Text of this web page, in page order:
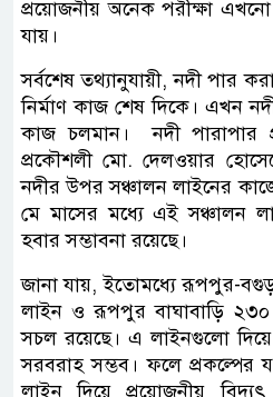
প্রয়োজনীয় অনেক পরীক্ষা
যায়।
সর্বশেষ তথ্যানুযায়ী, নদী পার
নির্মাণ কাজ শেষ দিকে। এখন
কাজ চলমান। নদী পারাপার
প্রকৌশলী মো. দেলওয়ার
নদীর উপর সঞ্চালন লাইনের
মে মাসের মধ্যে এই সঞ্চালন
হবার সম্ভাবনা রয়েছে।
জানা যায়, ইতোমধ্যে রূপপুর-
লাইন ও রূপপুর বাঘাবাড়ি ২৩০
সচল রয়েছে। এ লাইনগুলো
সরবরাহ সম্ভব। ফলে প্রকল্পের
লাইন দিয়ে প্রয়োজনীয়